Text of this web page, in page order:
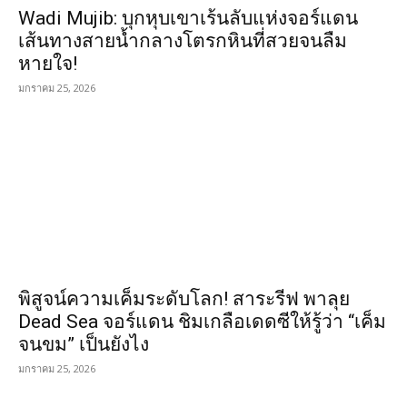
Wadi Mujib: บุกหุบเขาเร้นลับแห่งจอร์แดน
เส้นทางสายน้ำกลางโตรกหินที่สวยจนลืม
หายใจ!
มกราคม 25, 2026
พิสูจน์ความเค็มระดับโลก! สาระรีฟ พาลุย
Dead Sea จอร์แดน ชิมเกลือเดดซีให้รู้ว่า “เค็ม
จนขม” เป็นยังไง
มกราคม 25, 2026